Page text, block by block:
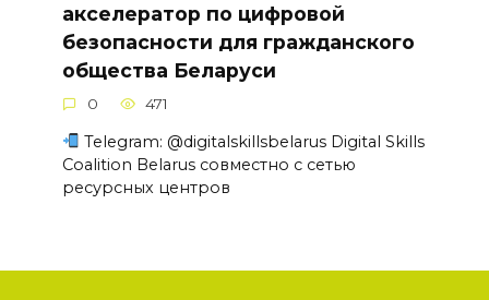
акселератор по цифровой
безопасности для гражданского
общества Беларуси
0 471
Telegram: @digitalskillsbelarus Digital Skills
Coalition Belarus совместно с сетью
ресурсных центров